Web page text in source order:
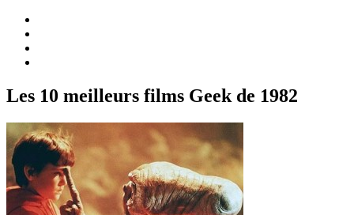
Les 10 meilleurs films Geek de 1982